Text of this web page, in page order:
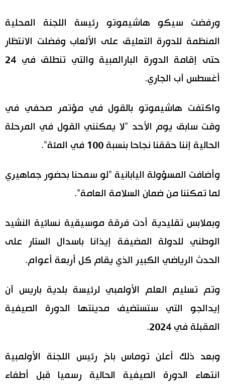
ورفضت سيكو هاشيموتو رئيسة اللجنة المحلية
المنظمة للدورة التعليق على الألعاب وفضلت الانتظار
حتى إقامة الدورة البارالمبية والتي تنطلق في 24
أغسطس آب الجاري.
واكتفت هاشيموتو بالقول في مؤتمر صحفي في
وقت سابق يوم الأحد "لا يمكنني القول في المرحلة
الحالية إننا حققنا نجاحا بنسبة 100 في المئة".
وأضافت المسؤولة اليابانية "لو سمحنا بحضور جماهيري
لما تمكننا من ضمان السلامة العامة".
وبملابس تقليدية أدت فرقة موسيقية نسائية النشيد
الوطني للدولة المضيفة إيذانا باسدال الستار على
الحدث الرياضي الكبير الذي يقام كل أربعة أعوام.
وتم تسليم العلم الأولمبي لرئيسة بلدية باريس آن
إيدالجو التي ستستضيف مدينتها الدورة الصيفية
المقبلة في 2024.
وبعد ذلك أعلن توماس باخ رئيس اللجنة الأولمبية
انتهاء الدورة الصيفية الحالية رسميا قبل أطفاء